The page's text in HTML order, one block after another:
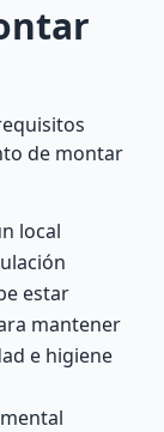
de montar
local
estar
mantener
e higiene